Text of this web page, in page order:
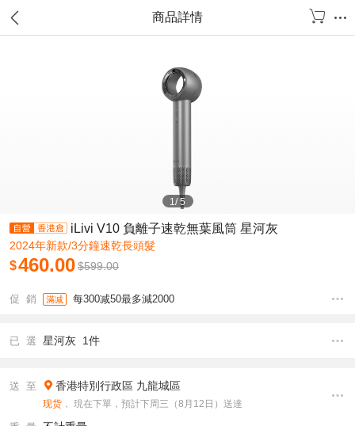
商品詳情
1/5
iLivi V10 負離子速乾無葉風筒 星河灰
2024年新款/3分鐘速乾長頭髮
$460.00$599.00
促 銷 滿减 每300减50最多減2000
已 選 星河灰 1件
送 至 香港特別行政區 九龍城區
现货 ， 現在下單，預計下周三（8月12日）送達